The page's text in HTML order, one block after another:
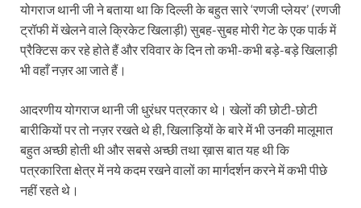
योगराज थानी जी ने बताया था कि दिल्ली के बहुत सारे ‘रणजी प्लेयर’ (रणजी
ट्रॉफी में खेलने वाले क्रिकेट खिलाड़ी) सुबह-सुबह मोरी गेट के एक पार्क में
प्रैक्टिस कर रहे होते हैं और रविवार के दिन तो कभी-कभी बड़े-बड़े खिलाड़ी
भी वहाँ नज़र आ जाते हैं।
आदरणीय योगराज थानी जी धुरंधर पत्रकार थे। खेलों की छोटी-छोटी
बारीकियों पर तो नज़र रखते थे ही, खिलाड़ियों के बारे में भी उनकी मालूमात
बहुत अच्छी होती थी और सबसे अच्छी तथा ख़ास बात यह थी कि
पत्रकारिता क्षेत्र में नये कदम रखने वालों का मार्गदर्शन करने में कभी पीछे
नहीं रहते थे।